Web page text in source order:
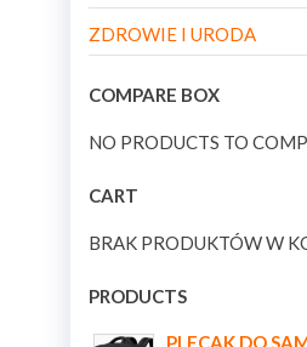
ZDROWIE I URODA
COMPARE BOX
NO PRODUCTS TO
CART
BRAK PRODUKTÓW W
PRODUCTS
PLECAK DO